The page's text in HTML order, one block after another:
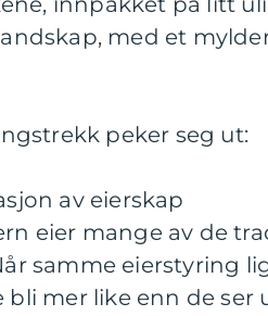
med et
peker seg ut:
av eierskap
eier mange av de
samme eierstyring
mer like enn de ser